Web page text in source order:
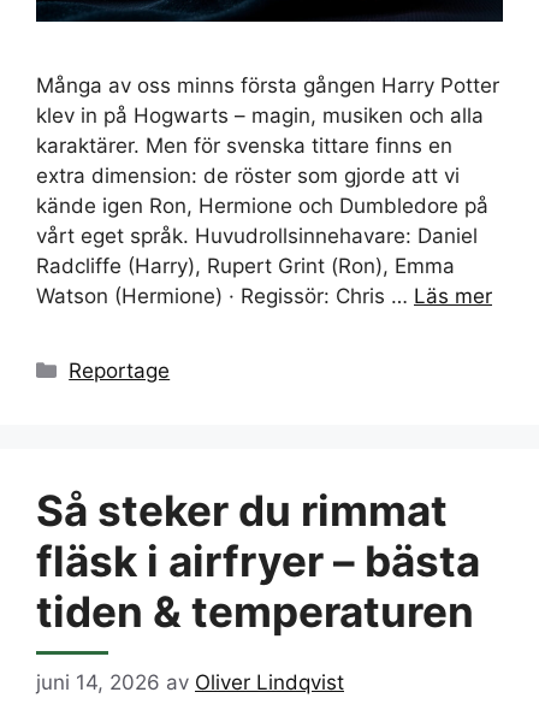
Många av oss minns första gången Harry Potter
klev in på Hogwarts – magin, musiken och alla
karaktärer. Men för svenska tittare finns en
extra dimension: de röster som gjorde att vi
kände igen Ron, Hermione och Dumbledore på
vårt eget språk. Huvudrollsinnehavare: Daniel
Radcliffe (Harry), Rupert Grint (Ron), Emma
Watson (Hermione) · Regissör: Chris … Läs mer
Kategorier
Reportage
Så steker du rimmat
fläsk i airfryer – bästa
tiden & temperaturen
juni 14, 2026 av Oliver Lindqvist